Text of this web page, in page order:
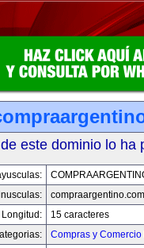
este dominio lo ha
compraargentino.com
Longitud:
15 caracteres
Compras y Comercio